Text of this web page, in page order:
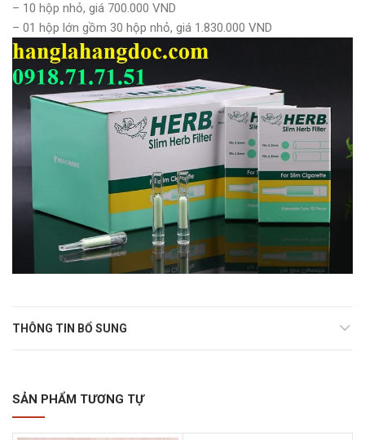
– 10 hộp nhỏ, giá 700.000 VND
– 01 hộp lớn gồm 30 hộp nhỏ, giá 1.830.000 VND
THÔNG TIN BỔ SUNG
SẢN PHẨM TƯƠNG TỰ